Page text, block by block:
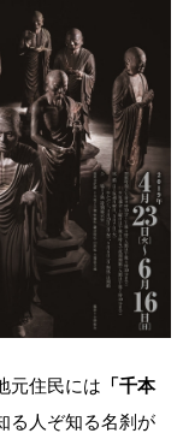
元住民には 「千本
る人ぞ知る名刹が